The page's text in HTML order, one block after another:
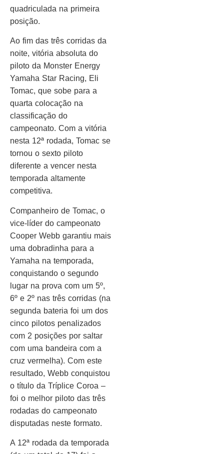
quadriculada na primeira
posição.
Ao fim das três corridas da
noite, vitória absoluta do
piloto da Monster Energy
Yamaha Star Racing, Eli
Tomac, que sobe para a
quarta colocação na
classificação do
campeonato. Com a vitória
nesta 12ª rodada, Tomac se
tornou o sexto piloto
diferente a vencer nesta
temporada altamente
competitiva.
Companheiro de Tomac, o
vice-líder do campeonato
Cooper Webb garantiu mais
uma dobradinha para a
Yamaha na temporada,
conquistando o segundo
lugar na prova com um 5º,
6º e 2º nas três corridas (na
segunda bateria foi um dos
cinco pilotos penalizados
com 2 posições por saltar
com uma bandeira com a
cruz vermelha). Com este
resultado, Webb conquistou
o título da Tríplice Coroa –
foi o melhor piloto das três
rodadas do campeonato
disputadas neste formato.
A 12ª rodada da temporada